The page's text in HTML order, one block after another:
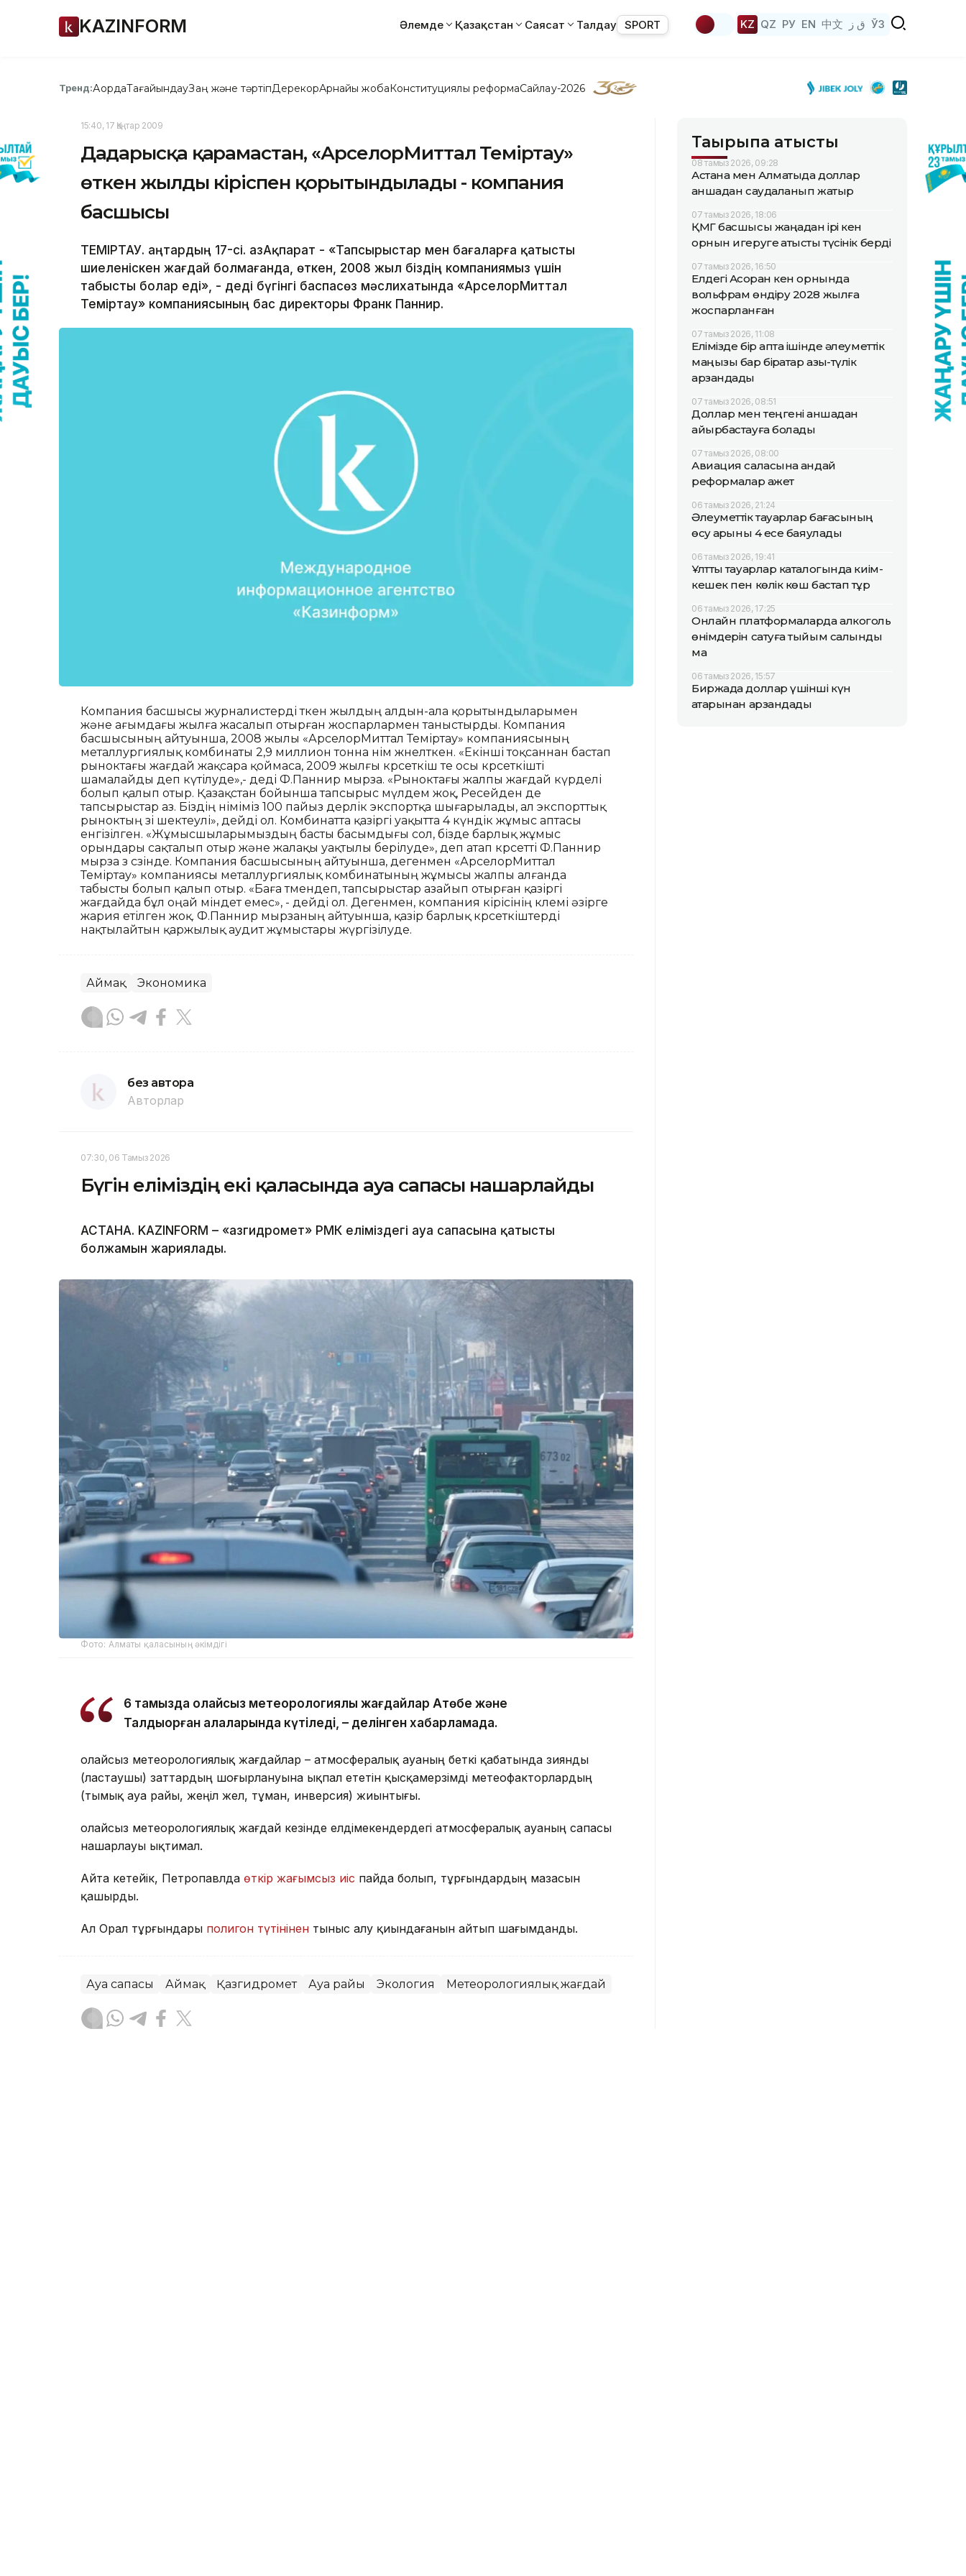
KAZINFORM Әлемде Қазақстан Саясат Талдау SPORT KZ QZ РУ EN 中文 ق ز ЎЗ
Тренд:АқордаТағайындауЗаң және тәртіпДерекқорАрнайы жобаКонституциялық реформаСайлау-2026
15:40, 17 Қаңтар 2009
Дағдарысқа қарамастан, «АрселорМиттал Теміртау»
өткен жылды кіріспен қорытындылады - компания
басшысы
ТЕМІРТАУ. Қаңтардың 17-сі. ҚазАқпарат - «Тапсырыстар мен бағаларға қатысты
шиеленіскен жағдай болмағанда, өткен, 2008 жыл біздің компаниямыз үшін
табысты болар еді», - деді бүгінгі баспасөз мәслихатында «АрселорМиттал
Теміртау» компаниясының бас директоры Франк Паннир.
Компания басшысы журналистерді өткен жылдың алдын-ала қорытындыларымен
және ағымдағы жылға жасалып отырған жоспарлармен таныстырды. Компания
басшысының айтуынша, 2008 жылы «АрселорМиттал Теміртау» компаниясының
металлургиялық комбинаты 2,9 миллион тонна өнім жөнелткен. «Екінші тоқсаннан бастап
рыноктағы жағдай жақсара қоймаса, 2009 жылғы көрсеткіш те осы көрсеткішті
шамалайды деп күтілуде»,- деді Ф.Паннир мырза. «Рыноктағы жалпы жағдай күрделі
болып қалып отыр. Қазақстан бойынша тапсырыс мүлдем жоқ, Ресейден де
тапсырыстар аз. Біздің өніміміз 100 пайыз дерлік экспортқа шығарылады, ал экспорттық
рыноктың өзі шектеулі», дейді ол. Комбинатта қазіргі уақытта 4 күндік жұмыс аптасы
енгізілген. «Жұмысшыларымыздың басты басымдығы сол, бізде барлық жұмыс
орындары сақталып отыр және жалақы уақтылы берілуде», деп атап көрсетті Ф.Паннир
мырза өз сөзінде. Компания басшысының айтуынша, дегенмен «АрселорМиттал
Теміртау» компаниясы металлургиялық комбинатының жұмысы жалпы алғанда
табысты болып қалып отыр. «Баға төмендеп, тапсырыстар азайып отырған қазіргі
жағдайда бұл оңай міндет емес», - дейді ол. Дегенмен, компания кірісінің көлемі әзірге
жария етілген жоқ. Ф.Паннир мырзаның айтуынша, қазір барлық көрсеткіштерді
нақтылайтын қаржылық аудит жұмыстары жүргізілуде.
Аймақ Экономика
без автора
Авторлар
07:30, 06 Тамыз 2026
Бүгін еліміздің екі қаласында ауа сапасы нашарлайды
АСТАНА. KAZINFORM – «Қазгидромет» РМК еліміздегі ауа сапасына қатысты
болжамын жариялады.
Фото: Алматы қаласының әкімдігі
6 тамызда қолайсыз метеорологиялық жағдайлар Ақтөбе және
Талдықорған қалаларында күтіледі, – делінген хабарламада.
Қолайсыз метеорологиялық жағдайлар – атмосфералық ауаның беткі қабатында зиянды
(ластаушы) заттардың шоғырлануына ықпал ететін қысқамерзімді метеофакторлардың
(тымық ауа райы, жеңіл жел, тұман, инверсия) жиынтығы.
Қолайсыз метеорологиялық жағдай кезінде елдімекендердегі атмосфералық ауаның сапасы
нашарлауы ықтимал.
Айта кетейік, Петропавлда өткір жағымсыз иіс пайда болып, тұрғындардың мазасын
қашырды.
Ал Орал тұрғындары полигон түтінінен тыныс алу қиындағанын айтып шағымданды.
Ауа сапасы Аймақ Қазгидромет Ауа райы Экология Метеорологиялық жағдай
Тақырыпқа қатысты
08 тамыз 2026, 09:28
Астана мен Алматыда доллар
қаншадан саудаланып жатыр
07 тамыз 2026, 18:06
ҚМГ басшысы жаңадан ірі кен
орнын игеруге қатысты түсінік берді
07 тамыз 2026, 16:50
Елдегі Ақсоран кен орнында
вольфрам өндіру 2028 жылға
жоспарланған
07 тамыз 2026, 11:08
Елімізде бір апта ішінде әлеуметтік
маңызы бар бірқатар азық-түлік
арзандады
07 тамыз 2026, 08:51
Доллар мен теңгені қаншадан
айырбастауға болады
07 тамыз 2026, 08:00
Авиация саласына қандай
реформалар қажет
06 тамыз 2026, 21:24
Әлеуметтік тауарлар бағасының
өсу қарқыны 4 есе баяулады
06 тамыз 2026, 19:41
Ұлттық тауарлар каталогында киім-
кешек пен көлік көш бастап тұр
06 тамыз 2026, 17:25
Онлайн платформаларда алкоголь
өнімдерін сатуға тыйым салынды
ма
06 тамыз 2026, 15:57
Биржада доллар үшінші күн
қатарынан арзандады